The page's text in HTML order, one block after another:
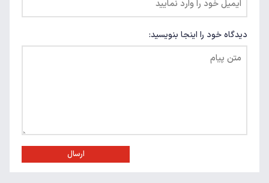
دیدگاه خود را اینجا بنویسید:
ارسال